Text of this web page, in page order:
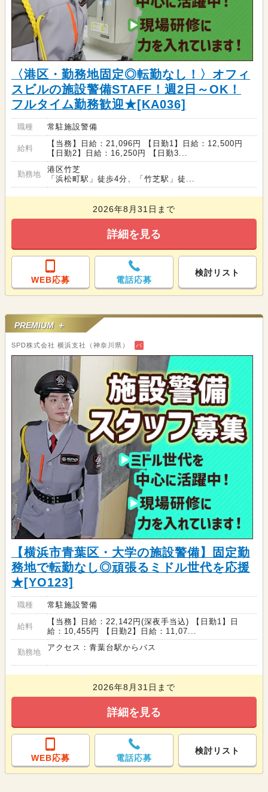
〈港区・勤務地固定◎転勤なし！〉オフィ
スビルの施設警備STAFF！週2日～OK！
フルタイム勤務歓迎★[KA036]
職種 常駐施設警備
給料
【当務】日給：21,096円 【日勤1】日給：12,500円
【日勤2】日給：16,250円 【日勤3...
勤務地
港区竹芝
「浜松町駅」徒歩4分、「竹芝駅」徒...
2026年8月31日まで
詳細を見る
WEB応募 電話応募
検討リスト
PREMIUM ＋
SPD株式会社 横浜支社（神奈川県） バ
【横浜市青葉区・大学の施設警備】固定勤
務地で転勤なし◎頑張るミドル世代を応援
★[YO123]
職種 常駐施設警備
給料
【当務】日給：22,142円(深夜手当込) 【日勤1】日
給：10,455円 【日勤2】日給：11,07...
勤務地
アクセス：青葉台駅からバス
2026年8月31日まで
詳細を見る
WEB応募 電話応募
検討リスト